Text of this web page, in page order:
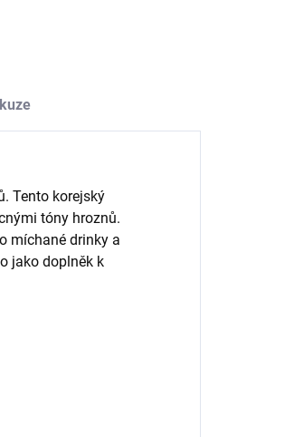
Tento korejský
tóny hroznů.
míchané drinky a
jako doplněk k